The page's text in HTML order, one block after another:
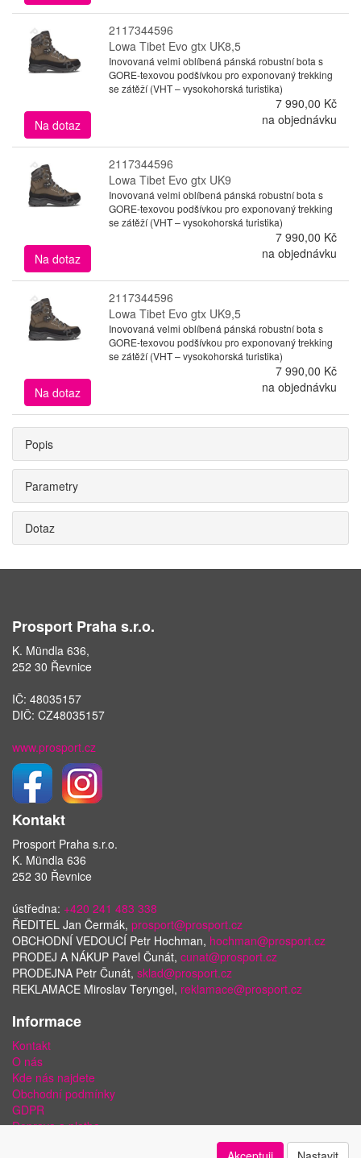
2117344596
Lowa Tibet Evo gtx UK8,5
Inovovaná velmi oblíbená pánská robustní bota s
GORE-texovou podšívkou pro exponovaný trekking
se zátěží (VHT – vysokohorská turistika)
7 990,00 Kč
Na dotaz
na objednávku
2117344596
Lowa Tibet Evo gtx UK9
Inovovaná velmi oblíbená pánská robustní bota s
GORE-texovou podšívkou pro exponovaný trekking
se zátěží (VHT – vysokohorská turistika)
7 990,00 Kč
Na dotaz
na objednávku
2117344596
Lowa Tibet Evo gtx UK9,5
Inovovaná velmi oblíbená pánská robustní bota s
GORE-texovou podšívkou pro exponovaný trekking
se zátěží (VHT – vysokohorská turistika)
7 990,00 Kč
Na dotaz
na objednávku
Popis
Parametry
Dotaz
Prosport Praha s.r.o.
K. Mündla 636,
252 30 Řevnice
IČ: 48035157
DIČ: CZ48035157
www.prosport.cz
Kontakt
Prosport Praha s.r.o.
K. Mündla 636
252 30 Řevnice
ústředna: +420 241 483 338
ŘEDITEL Jan Čermák, prosport@prosport.cz
OBCHODNÍ VEDOUCÍ Petr Hochman, hochman@prosport.cz
PRODEJ A NÁKUP Pavel Čunát, cunat@prosport.cz
PRODEJNA Petr Čunát, sklad@prosport.cz
REKLAMACE Miroslav Teryngel, reklamace@prosport.cz
Informace
Kontakt
O nás
Kde nás najdete
Obchodní podmínky
GDPR
Doprava a platba